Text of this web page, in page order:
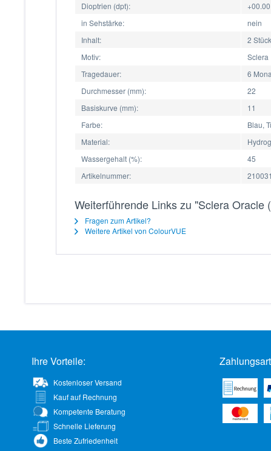
Dioptrien (dpt):
+00.00
in Sehstärke:
nein
Inhalt:
2 Stück
Motiv:
Sclera
Tragedauer:
6
Durchmesser (mm):
22
Basiskurve (mm):
11
Farbe:
Blau,
Material:
Wassergehalt (%):
45
Artikelnummer:
Weiterführende Links zu "Sclera Oracle
Fragen zum Artikel?
Weitere Artikel von ColourVUE
Ihre Vorteile:
Kostenloser Versand
Kauf auf Rechnung
Kompetente Beratung
Schnelle Lieferung
Beste Zufriedenheit